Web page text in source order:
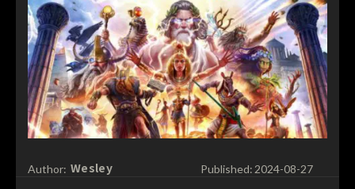
Author: Wesley Published: 2024-08-27